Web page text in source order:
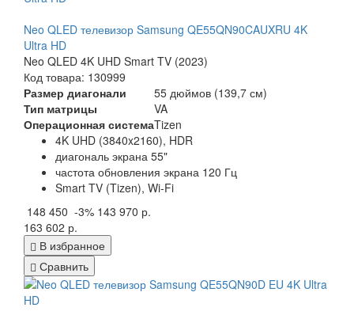
Neo QLED телевизор Samsung QE55QN90CAUXRU 4K
Ultra HD
Neo QLED 4K UHD Smart TV (2023)
Код товара: 130999
Размер диагонали
55 дюймов (139,7 см)
Тип матрицы
VA
Операционная системаTizen
4K UHD (3840x2160), HDR
диагональ экрана 55"
частота обновления экрана 120 Гц
Smart TV (Tizen), Wi-Fi
148 450 -3% 143 970 р.
163 602 р.
В избранное
Сравнить